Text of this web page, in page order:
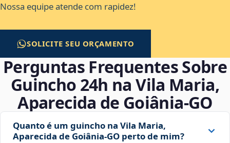
Nossa equipe atende com rapidez!
SOLICITE SEU ORÇAMENTO
Perguntas Frequentes Sobre
Guincho 24h na Vila Maria,
Aparecida de Goiânia‑GO
Quanto é um guincho na Vila Maria,
Aparecida de Goiânia‑GO perto de mim?